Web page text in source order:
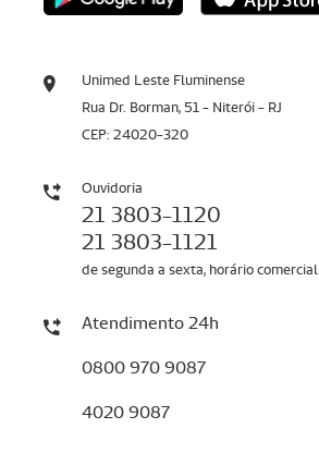
Unimed Leste Fluminense
Rua Dr. Borman, 51 - Niterói - RJ
CEP: 24020-320
Ouvidoria
21 3803-1120
21 3803-1121
de segunda a sexta, horário comercial
Atendimento 24h
0800 970 9087
4020 9087